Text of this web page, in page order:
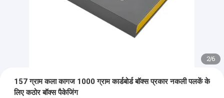
2/6
157 ग्राम कला कागज 1000 ग्राम कार्डबोर्ड बॉक्स प्रकार नकली पलकें के
लिए कठोर बॉक्स पैकेजिंग